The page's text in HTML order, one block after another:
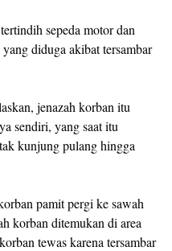
sepeda motor dan
diduga akibat tersambar
jenazah korban itu
sendiri, yang saat itu
kunjung pulang hingga
pamit pergi ke sawah
korban ditemukan di area
tewas karena tersambar